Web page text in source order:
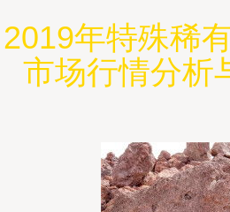
2019年特殊稀
市场行情分析